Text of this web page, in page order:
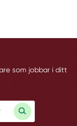
som jobbar i ditt